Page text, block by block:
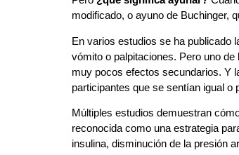
modificado, o ayuno de Buchinger,
En varios estudios se ha publicado
vómito o palpitaciones. Pero uno
muy pocos efectos secundarios. Y
participantes que se sentían igual o
Múltiples estudios demuestran
reconocida como una estrategia
insulina, disminución de la presión